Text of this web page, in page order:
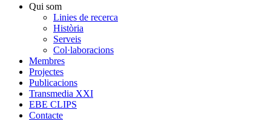
Qui som
Linies de recerca
Història
Serveis
Col·laboracions
Membres
Projectes
Publicacions
Transmedia XXI
EBE CLIPS
Contacte